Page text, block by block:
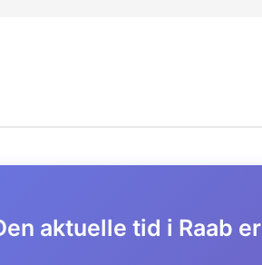
aktuelle tid i Raab er